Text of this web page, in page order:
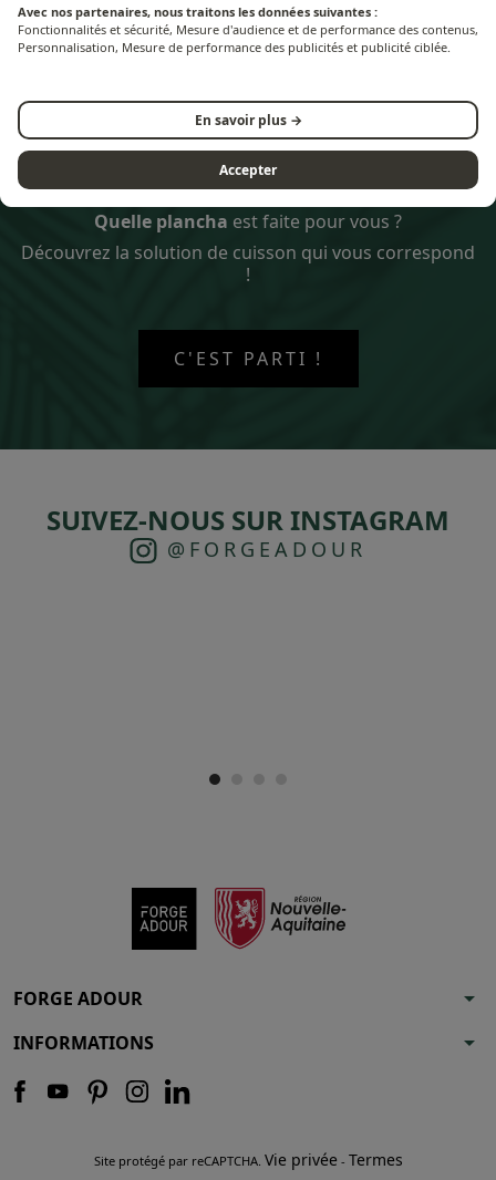
Housse Pour Planchas
75 cm
Housse Pour Planchas
60 cm
Quelle plancha est faite pour vous ?
Découvrez la solution de cuisson qui vous correspond
!
C'EST PARTI !
SUIVEZ-NOUS SUR INSTAGRAM
@FORGEADOUR
FORGE ADOUR arrow_drop_down
INFORMATIONS arrow_drop_down
Site protégé par reCAPTCHA. Vie privée - Termes
Avec nos partenaires, nous traitons les données suivantes :
Fonctionnalités et sécurité, Mesure d'audience et de performance des contenus,
Personnalisation, Mesure de performance des publicités et publicité ciblée.
En savoir plus →
Accepter